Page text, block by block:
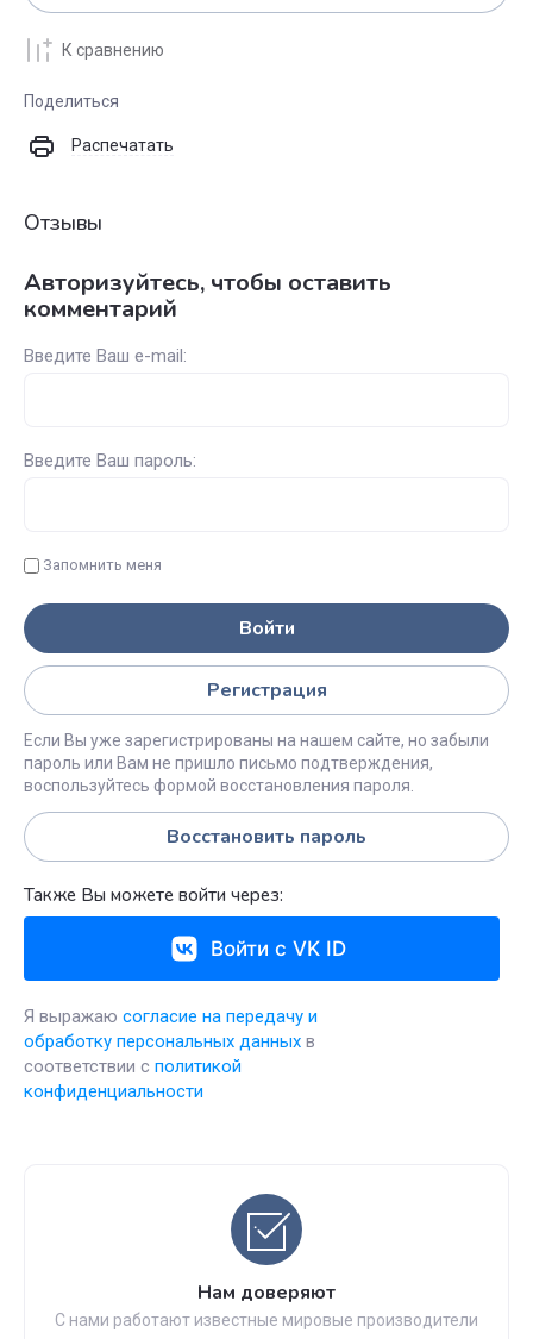
К сравнению
Поделиться
Распечатать
Отзывы
Авторизуйтесь, чтобы оставить
комментарий
Введите Ваш e-mail:
Введите Ваш пароль:
Запомнить меня
Войти
Регистрация
Если Вы уже зарегистрированы на нашем сайте, но забыли
пароль или Вам не пришло письмо подтверждения,
воспользуйтесь формой восстановления пароля.
Восстановить пароль
Также Вы можете войти через:
Войти с VK ID
Я выражаю согласие на передачу и
обработку персональных данных в
соответствии с политикой
конфиденциальности
Нам доверяют
С нами работают известные мировые производители